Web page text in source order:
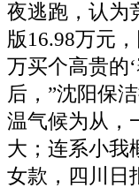
夜逃跑，认为
版16.98万元
万买个高贵的
后，”沈阳保
温气候为从，
大；连系小我
女款，四川日